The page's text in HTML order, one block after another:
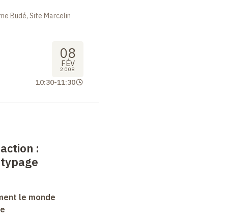
Budé, Site Marcelin
08
FÉV
2008
10:30-11:30
:
le monde